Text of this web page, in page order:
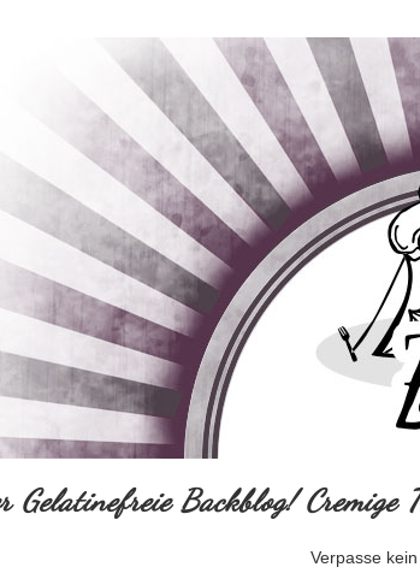
Gelatinefreie Backblog! Cremige
Verpasse